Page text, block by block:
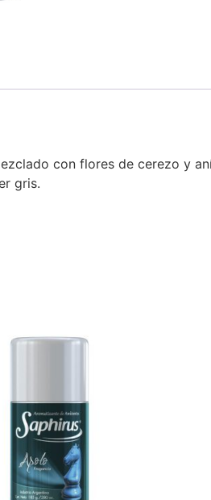
con flores de cerezo y
gris.